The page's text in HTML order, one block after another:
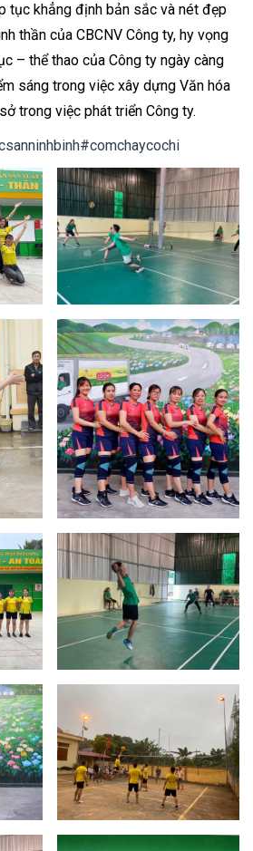
tục khẳng định bản sắc và nét đẹp
thần của CBCNV Công ty, hy vọng
– thể thao của Công ty ngày càng
sáng trong việc xây dựng Văn hóa
trong việc phát triển Công ty.
#comchaycochi